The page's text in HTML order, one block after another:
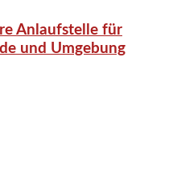
Anlaufstelle für
und Umgebung